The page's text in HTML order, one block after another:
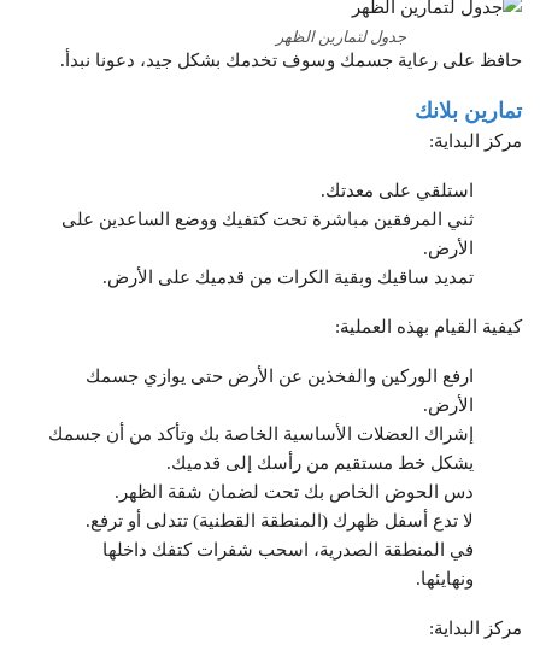
جدول لتمارين الظهر
حافظ على رعاية جسمك وسوف تخدمك بشكل جيد، دعونا نبدأ.
تمارين بلانك
مركز البداية:
استلقي على معدتك.
ثني المرفقين مباشرة تحت كتفيك ووضع الساعدين على
الأرض.
تمديد ساقيك وبقية الكرات من قدميك على الأرض.
كيفية القيام بهذه العملية:
ارفع الوركين والفخذين عن الأرض حتى يوازي جسمك
الأرض.
إشراك العضلات الأساسية الخاصة بك وتأكد من أن جسمك
يشكل خط مستقيم من رأسك إلى قدميك.
دس الحوض الخاص بك تحت لضمان شقة الظهر.
لا تدع أسفل ظهرك (المنطقة القطنية) تتدلى أو ترفع.
في المنطقة الصدرية، اسحب شفرات كتفك داخلها
ونهايئها.
مركز البداية: